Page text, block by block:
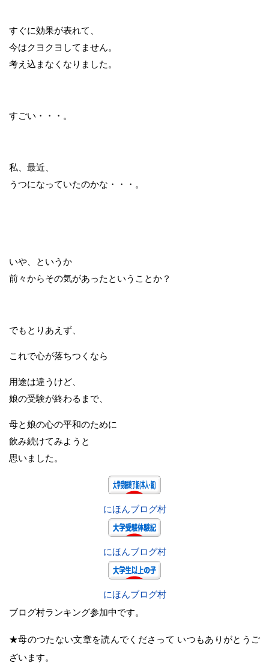
すぐに効果が表れて、
今はクヨクヨしてません。
考え込まなくなりました。
すごい・・・。
私、最近、
うつになっていたのかな・・・。
いや、というか
前々からその気があったということか？
でもとりあえず、
これで心が落ちつくなら
用途は違うけど、
娘の受験が終わるまで、
母と娘の心の平和のために
飲み続けてみようと
思いました。
にほんブログ村
にほんブログ村
にほんブログ村
ブログ村ランキング参加中です。
★母のつたない文章を読んでくださって いつもありがとうご
ざいます。